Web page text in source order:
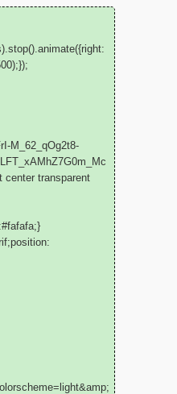
M_62_qOg2t8-
center transparent